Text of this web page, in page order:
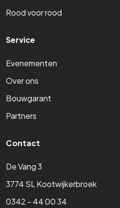
Rood voor rood
Service
Evenementen
Over ons
Bouwgarant
Partners
Contact
De Vang 3
3774 SL Kootwijkerbroek
0342 - 44 00 34